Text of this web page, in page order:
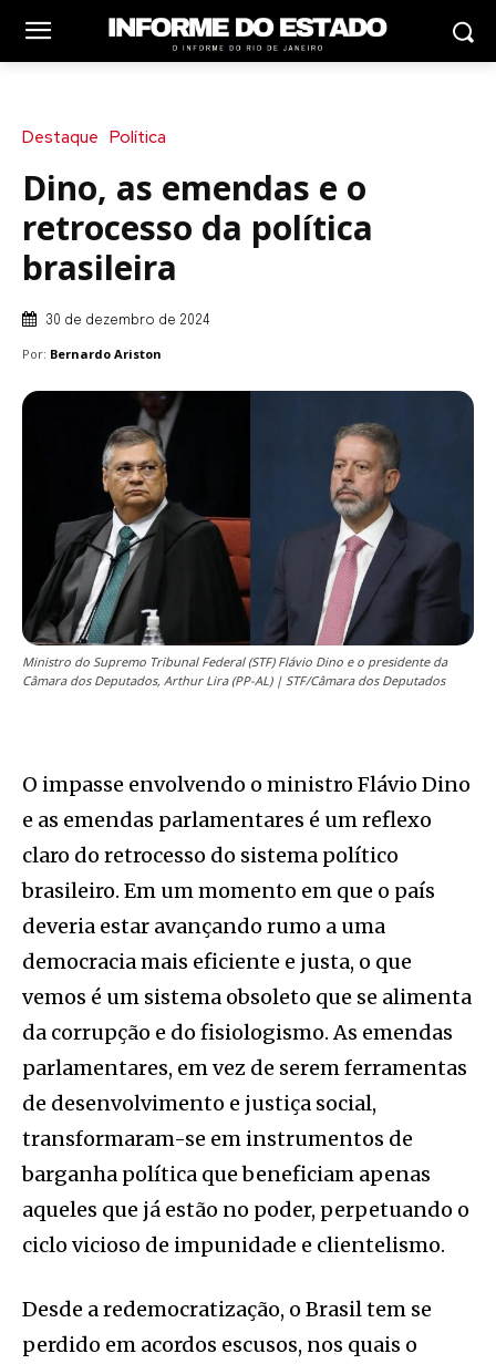
Destaque Política
Dino, as emendas e o
retrocesso da política
brasileira
30 de dezembro de 2024
Por: Bernardo Ariston
Ministro do Supremo Tribunal Federal (STF) Flávio Dino e o presidente da
Câmara dos Deputados, Arthur Lira (PP-AL) | STF/Câmara dos Deputados
O impasse envolvendo o ministro Flávio Dino
e as emendas parlamentares é um reflexo
claro do retrocesso do sistema político
brasileiro. Em um momento em que o país
deveria estar avançando rumo a uma
democracia mais eficiente e justa, o que
vemos é um sistema obsoleto que se alimenta
da corrupção e do fisiologismo. As emendas
parlamentares, em vez de serem ferramentas
de desenvolvimento e justiça social,
transformaram-se em instrumentos de
barganha política que beneficiam apenas
aqueles que já estão no poder, perpetuando o
ciclo vicioso de impunidade e clientelismo.
Desde a redemocratização, o Brasil tem se
perdido em acordos escusos, nos quais o